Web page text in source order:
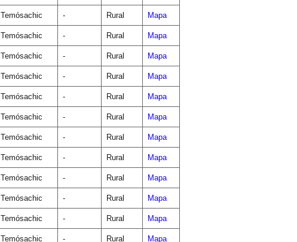
Temósachic - Rural Mapa
Temósachic - Rural Mapa
Temósachic - Rural Mapa
Temósachic - Rural Mapa
Temósachic - Rural Mapa
Temósachic - Rural Mapa
Temósachic - Rural Mapa
Temósachic - Rural Mapa
Temósachic - Rural Mapa
Temósachic - Rural Mapa
Temósachic - Rural Mapa
Temósachic - Rural Mapa